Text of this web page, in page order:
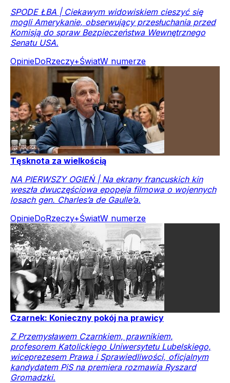
SPODE ŁBA | Ciekawym widowiskiem cieszyć się
mogli Amerykanie, obserwujący przesłuchania przed
Komisją do spraw Bezpieczeństwa Wewnętrznego
Senatu USA.
OpinieDoRzeczy+ŚwiatW numerze
Tęsknota za wielkością
NA PIERWSZY OGIEŃ | Na ekrany francuskich kin
weszła dwuczęściowa epopeja filmowa o wojennych
losach gen. Charles’a de Gaulle’a.
OpinieDoRzeczy+ŚwiatW numerze
Czarnek: Konieczny pokój na prawicy
Z Przemysławem Czarnkiem, prawnikiem,
profesorem Katolickiego Uniwersytetu Lubelskiego,
wiceprezesem Prawa i Sprawiedliwości, oficjalnym
kandydatem PiS na premiera rozmawia Ryszard
Gromadzki.